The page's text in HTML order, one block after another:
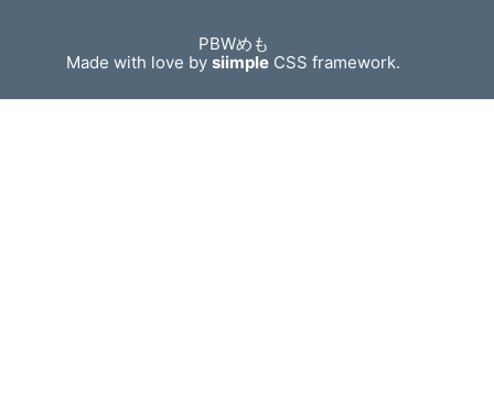
PBWめも
Made with love bysiimple CSS framework.